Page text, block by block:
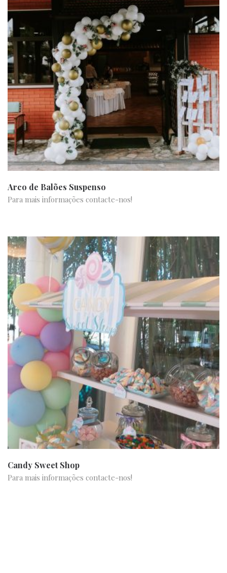
Arco de Balões Suspenso
Para mais informações contacte-nos!
Candy Sweet Shop
Para mais informações contacte-nos!